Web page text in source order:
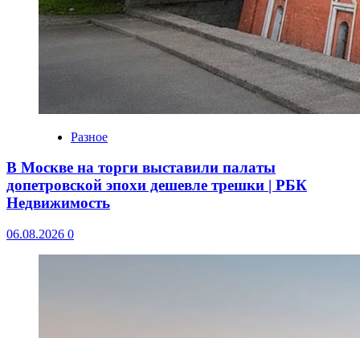
Разное
В Москве на торги выставили палаты
допетровской эпохи дешевле трешки | РБК
Недвижимость
06.08.2026 0